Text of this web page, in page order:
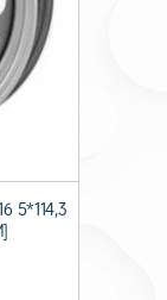
5*114,3